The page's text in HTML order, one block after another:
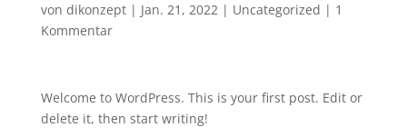
von dikonzept| Jan. 21, 2022| Uncategorized | 1
Kommentar
Welcome to WordPress. This is your first post. Edit or
delete it, then start writing!